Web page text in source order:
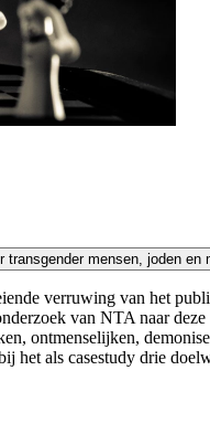
verruwing van het
van NTA naar
ontmenselijken,
het als casestudy drie